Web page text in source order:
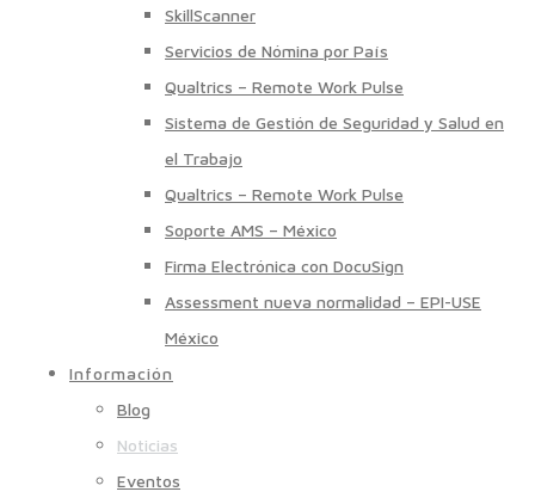
SkillScanner
Servicios de Nómina por País
Qualtrics – Remote Work Pulse
Sistema de Gestión de Seguridad y Salud en
el Trabajo
Qualtrics – Remote Work Pulse
Soporte AMS – México
Firma Electrónica con DocuSign
Assessment nueva normalidad – EPI-USE
México
Información
Blog
Noticias
Eventos